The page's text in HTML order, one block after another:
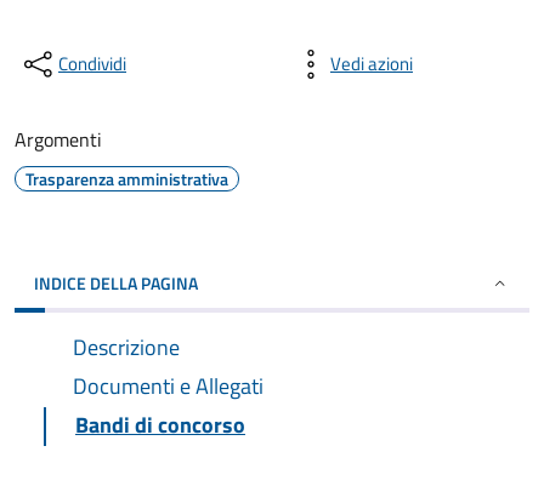
Condividi Vedi azioni
Argomenti
Trasparenza amministrativa
INDICE DELLA PAGINA
Descrizione
Documenti e Allegati
Bandi di concorso